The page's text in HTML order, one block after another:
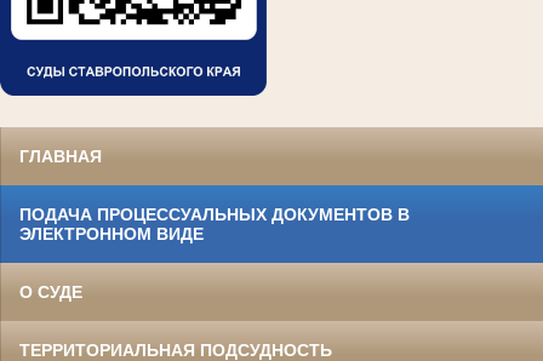
ГЛАВНАЯ
ПОДАЧА ПРОЦЕССУАЛЬНЫХ ДОКУМЕНТОВ В
ЭЛЕКТРОННОМ ВИДЕ
О СУДЕ
ТЕРРИТОРИАЛЬНАЯ ПОДСУДНОСТЬ